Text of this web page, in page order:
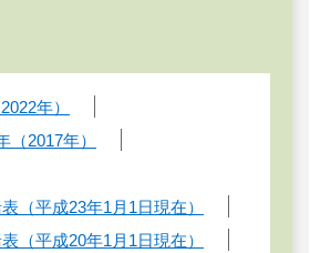
年）
（2017年）
（平成23年1月1日現在）
（平成20年1月1日現在）